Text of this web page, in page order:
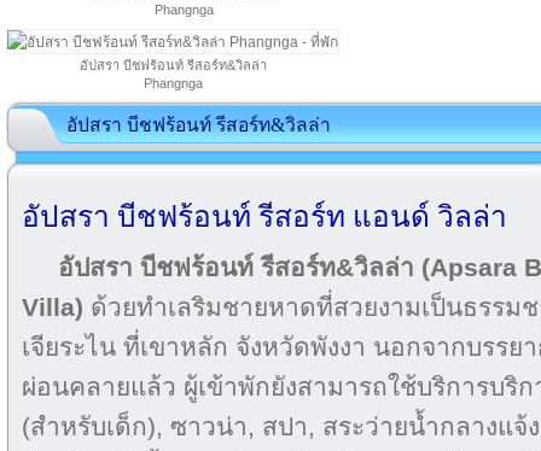
Phangnga
อัปสรา บีชฟร้อนท์ รีสอร์ท&วิลล่า
Phangnga
อัปสรา บีชฟร้อนท์ รีสอร์ท&วิลล่า
อัปสรา บีชฟร้อนท์ รีสอร์ท แอนด์ วิลล่า
อัปสรา บีชฟร้อนท์ รีสอร์ท&วิลล่า (Apsara
Villa) ด้วยทำเลริมชายหาดที่สวยงามเป็นธรรม
เจียระไน ที่เขาหลัก จังหวัดพังงา นอกจากบรรย
ผ่อนคลายแล้ว ผู้เข้าพักยังสามารถใช้บริการบริ
(สำหรับเด็ก), ซาวน่า, สปา, สระว่ายน้ำกลางแ